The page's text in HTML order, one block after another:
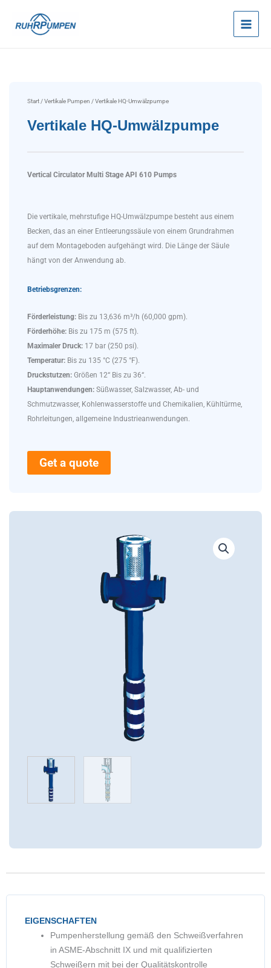
Inhalt
springen
Start /Vertikale Pumpen / Vertikale HQ-Umwälzpumpe
Vertikale HQ-Umwälzpumpe
Vertical Circulator Multi Stage API 610 Pumps
Die vertikale, mehrstufige HQ-Umwälzpumpe besteht aus einem
Becken, das an einer Entleerungssäule von einem Grundrahmen
auf dem Montageboden aufgehängt wird. Die Länge der Säule
hängt von der Anwendung ab.
Betriebsgrenzen:
Förderleistung: Bis zu 13,636 m³/h (60,000 gpm).
Förderhöhe: Bis zu 175 m (575 ft).
Maximaler Druck: 17 bar (250 psi).
Temperatur: Bis zu 135 °C (275 °F).
Druckstutzen: Größen 12“ Bis zu 36“.
Hauptanwendungen: Süßwasser, Salzwasser, Ab- und
Schmutzwasser, Kohlenwasserstoffe und Chemikalien, Kühltürme,
Rohrleitungen, allgemeine Industrieanwendungen.
Get a quote
EIGENSCHAFTEN
Pumpenherstellung gemäß den Schweißverfahren
in ASME-Abschnitt IX und mit qualifizierten
Schweißern mit bei der Qualitätskontrolle